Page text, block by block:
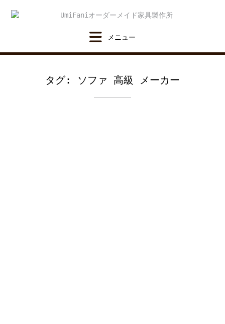
タグ: ソファ 高級 メーカー